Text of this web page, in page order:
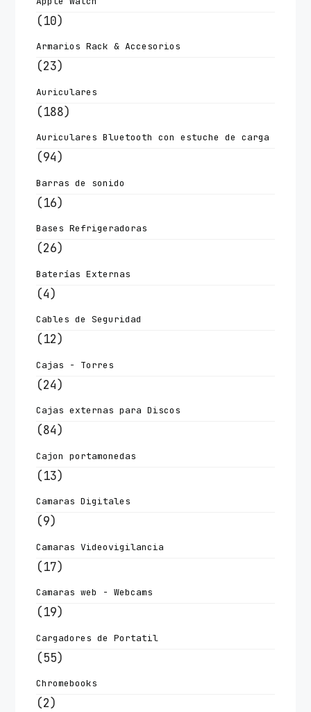
(10)
Armarios Rack & Accesorios
(23)
Auriculares
(188)
Auriculares Bluetooth con estuche de carga
(94)
Barras de sonido
(16)
Bases Refrigeradoras
(26)
Baterías Externas
(4)
Cables de Seguridad
(12)
Cajas - Torres
(24)
Cajas externas para Discos
(84)
Cajon portamonedas
(13)
Camaras Digitales
(9)
Camaras Videovigilancia
(17)
Camaras web - Webcams
(19)
Cargadores de Portatil
(55)
Chromebooks
(2)